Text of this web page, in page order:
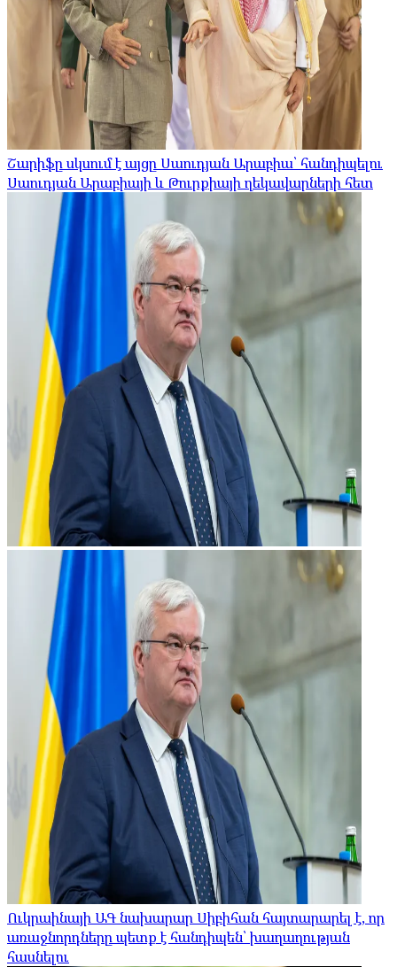
Շարիֆը սկսում է այցը Սաուդյան Արաբիա՝ հանդիպելու
Սաուդյան Արաբիայի և Թուրքիայի ղեկավարների հետ
Ուկրաինայի ԱԳ նախարար Սիբիհան հայտարարել է, որ
առաջնորդները պետք է հանդիպեն՝ խաղաղության
հասնելու